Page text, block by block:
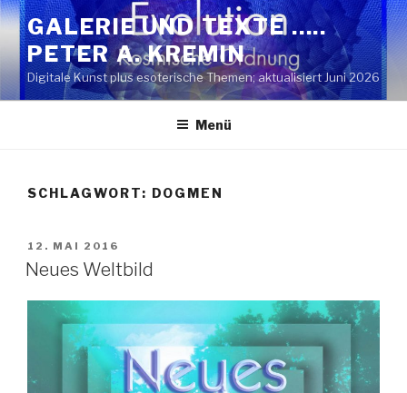
Zum
Inhalt
springen
GALERIE UND TEXTE …..
PETER A. KREMIN
Digitale Kunst plus esoterische Themen; aktualisiert Juni 2026
Menü
SCHLAGWORT: DOGMEN
VERÖFFENTLICHT
AM
12. MAI 2016
Neues Weltbild